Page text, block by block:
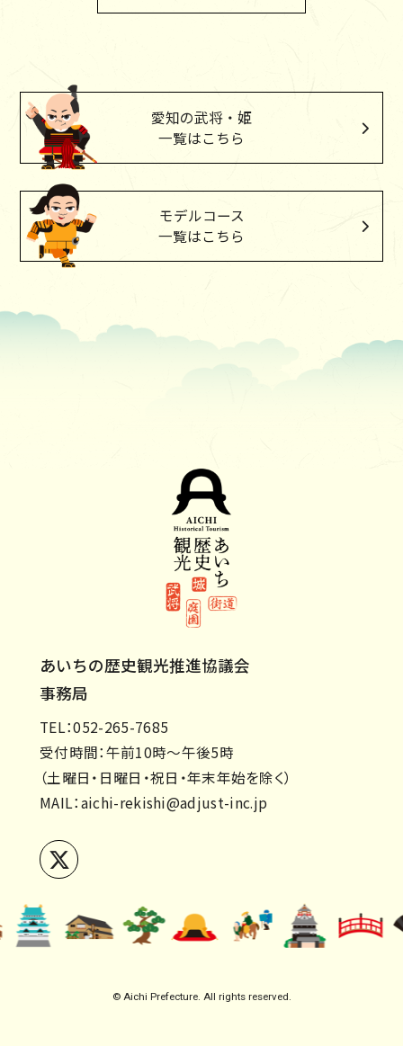
愛知の武将・姫
一覧はこちら
モデルコース
一覧はこちら
あいちの歴史観光推進協議会
事務局
TEL：052-265-7685
受付時間：午前10時～午後5時
（土曜日・日曜日・祝日・年末年始を除く）
MAIL：aichi-rekishi@adjust-inc.jp
© Aichi Prefecture. All rights reserved.